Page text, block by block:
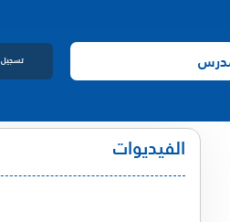
تسجيل
الدخول
الفيديوات